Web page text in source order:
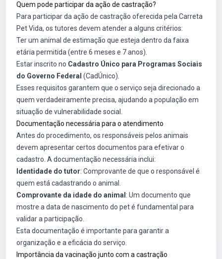
Quem pode participar da ação de castração?
Para participar da ação de castração oferecida pela Carreta
Pet Vida, os tutores devem atender a alguns critérios:
Ter um animal de estimação que esteja dentro da faixa
etária permitida (entre 6 meses e 7 anos).
Estar inscrito no Cadastro Único para Programas Sociais
do Governo Federal (CadÚnico).
Esses requisitos garantem que o serviço seja direcionado a
quem verdadeiramente precisa, ajudando a população em
situação de vulnerabilidade social.
Documentação necessária para o atendimento
Antes do procedimento, os responsáveis pelos animais
devem apresentar certos documentos para efetivar o
cadastro. A documentação necessária inclui:
Identidade do tutor: Comprovante de que o responsável é
quem está cadastrando o animal.
Comprovante da idade do animal : Um documento que
mostre a data de nascimento do pet é fundamental para
validar a participação.
Esta documentação é importante para garantir a
organização e a eficácia do serviço.
Importância da vacinação junto com a castração